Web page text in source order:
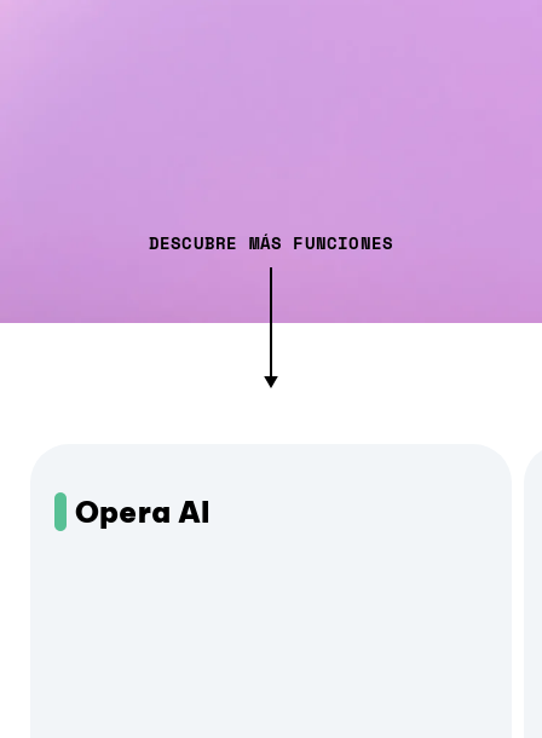
DESCUBRE MÁS FUNCIONES
Opera AI